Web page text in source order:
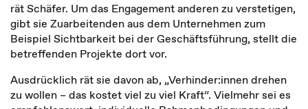
rät Schäfer. Um das Engagement anderen zu verstetigen,
gibt sie Zuarbeitenden aus dem Unternehmen zum
Beispiel Sichtbarkeit bei der Geschäftsführung, stellt die
betreffenden Projekte dort vor.
Ausdrücklich rät sie davon ab, „Verhinder:innen drehen
zu wollen – das kostet viel zu viel Kraft“. Vielmehr sei es